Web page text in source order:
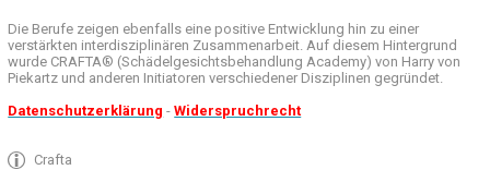
Die Berufe zeigen ebenfalls eine positive Entwicklung hin zu einer
verstärkten interdisziplinären Zusammenarbeit. Auf diesem Hintergrund
wurde CRAFTA® (Schädelgesichtsbehandlung Academy) von Harry von
Piekartz und anderen Initiatoren verschiedener Disziplinen gegründet.
Datenschutzerklärung -Widerspruchrecht
Crafta